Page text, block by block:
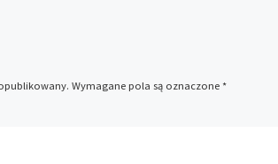
Wymagane pola są oznaczone *